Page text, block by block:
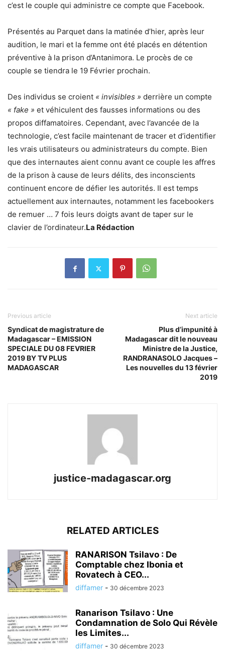
c’est le couple qui administre ce compte que Facebook.
Présentés au Parquet dans la matinée d’hier, après leur
audition, le mari et la femme ont été placés en détention
préventive à la prison d’Antanimora. Le procès de ce
couple se tiendra le 19 Février prochain.
Des individus se croient « invisibles » derrière un compte
« fake » et véhiculent des fausses informations ou des
propos diffamatoires. Cependant, avec l’avancée de la
technologie, c’est facile maintenant de tracer et d’identifier
les vrais utilisateurs ou administrateurs du compte. Bien
que des internautes aient connu avant ce couple les affres
de la prison à cause de leurs délits, des inconscients
continuent encore de défier les autorités. Il est temps
actuellement aux internautes, notamment les facebookers
de remuer … 7 fois leurs doigts avant de taper sur le
clavier de l’ordinateur.La Rédaction
Previous article
Syndicat de magistrature de
Madagascar – EMISSION
SPECIALE DU 08 FEVRIER
2019 BY TV PLUS
MADAGASCAR
Next article
Plus d’impunité à
Madagascar dit le nouveau
Ministre de la Justice,
RANDRANASOLO Jacques –
Les nouvelles du 13 février
2019
justice-madagascar.org
RELATED ARTICLES
RANARISON Tsilavo : De
Comptable chez Ibonia et
Rovatech à CEO...
diffamer - 30 décembre 2023
Ranarison Tsilavo : Une
Condamnation de Solo Qui Révèle
les Limites...
diffamer - 30 décembre 2023